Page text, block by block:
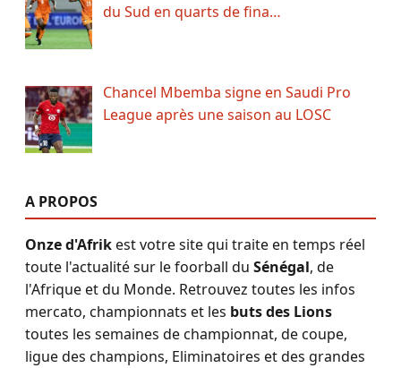
du Sud en quarts de fina…
Chancel Mbemba signe en Saudi Pro
League après une saison au LOSC
A PROPOS
Onze d'Afrikest votre site qui traite en temps réel
toute l'actualité sur le foorball du Sénégal, de
l'Afrique et du Monde. Retrouvez toutes les infos
mercato, championnats et les buts des Lions
toutes les semaines de championnat, de coupe,
ligue des champions, Eliminatoires et des grandes